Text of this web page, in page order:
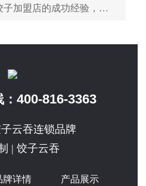
的成功经验，分享给即将开店的你
400-816-3363
云吞连锁品牌
| 饺子云吞
牌详情 产品展示